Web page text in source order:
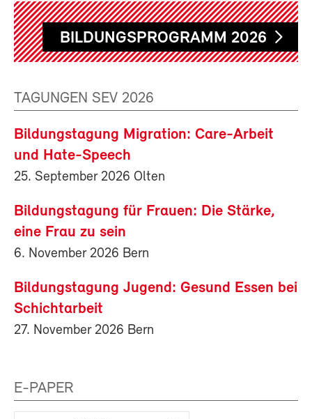
BILDUNGSPROGRAMM 2026
TAGUNGEN SEV 2026
Bildungstagung Migration: Care-Arbeit
und Hate-Speech
25. September 2026 Olten
Bildungstagung für Frauen: Die Stärke,
eine Frau zu sein
6. November 2026 Bern
Bildungstagung Jugend: Gesund Essen bei
Schichtarbeit
27. November 2026 Bern
E-PAPER